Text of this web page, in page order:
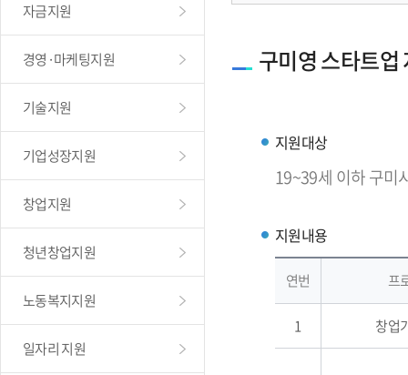
자금지원
경영·마케팅지원
기술지원
기업성장지원
창업지원
청년창업지원
노동복지지원
일자리 지원
구미영 스타트업
지원대상
19~39세 이하 구미
지원내용
연번 프
1 창업